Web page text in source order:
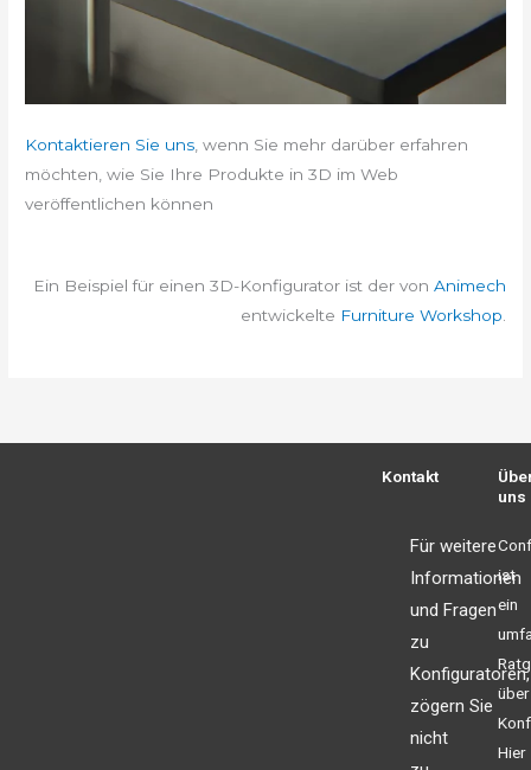
Kontaktieren Sie uns , wenn Sie mehr darüber erfahren
möchten, wie Sie Ihre Produkte in 3D im Web
veröffentlichen können
Ein Beispiel für einen 3D-Konfigurator ist der von Animech
entwickelte Furniture Workshop
uns
Kontakt
ist
ein
über
Hier
Für weitere
Informationen
und Fragen
zu
Konfiguratoren,
zögern Sie
nicht